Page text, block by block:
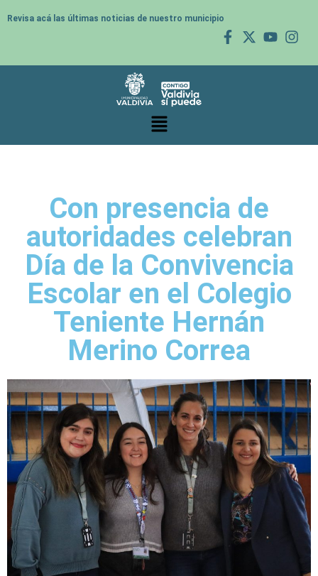
Revisa acá las últimas noticias de nuestro municipio
Con presencia de
autoridades celebran
Día de la Convivencia
Escolar en el Colegio
Teniente Hernán
Merino Correa